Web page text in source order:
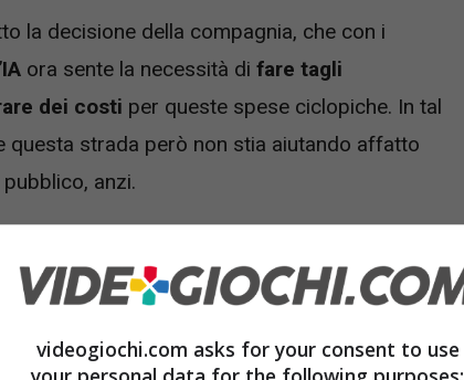
la decisione della compagnia, che con i
IA ora sente la necessità di fare tagli
dei costi per queste spese ciclopiche. In tal
questa strada però non stia aiutando affatto
anzi.
strategia fondamentale per portare avanti la
che è stato tanto decantato e tanto
critiche, con qualcuno che lo addita
videogiochi.com asks for your consent to use